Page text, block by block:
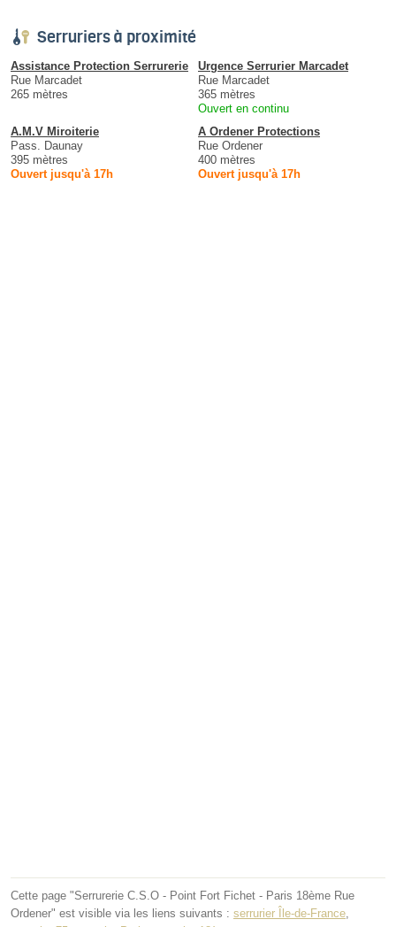
Serruriers à proximité
Assistance Protection Serrurerie
Rue Marcadet
265 mètres
Urgence Serrurier Marcadet
Rue Marcadet
365 mètres
Ouvert en continu
A.M.V Miroiterie
Pass. Daunay
395 mètres
Ouvert jusqu'à 17h
A Ordener Protections
Rue Ordener
400 mètres
Ouvert jusqu'à 17h
Cette page "Serrurerie C.S.O - Point Fort Fichet - Paris 18ème Rue
Ordener" est visible via les liens suivants : serrurier Île-de-France,